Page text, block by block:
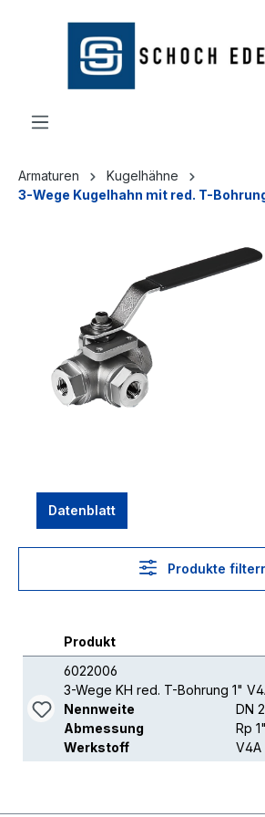
springen
Armaturen
Kugelhähne
3-Wege Kugelhahn mit red. T-
Datenblatt
Produkte
Produkt
6022006
3-Wege KH red. T-Bohrung 1"
Nennweite
DN
Abmessung
Rp 1"
Werkstoff
V4A